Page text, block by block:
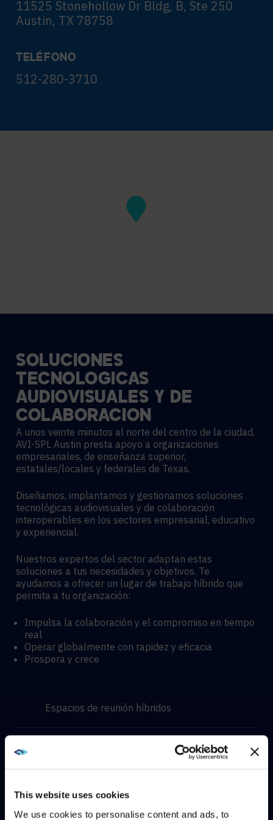
This website uses cookies
We use cookies to personalise content and ads, to
11525 Stonehollow Dr Bldg, B, Ste 250
Austin, TX 78758
TELÉFONO
512-280-3710
SOLUCIONES
TECNOLÓGICAS
AUDIOVISUALES Y DE
COLABORACIÓN
A unos veinte minutos al norte del centro de la ciudad,
AVI-SPL Austin presta apoyo a organizaciones
empresariales, de enseñanza superior,
estatales/locales y federales de Texas.
Diseñamos, implantamos y gestionamos soluciones
tecnológicas audiovisuales y de colaboración
interoperables en los sectores empresarial, educativo
y experiencial.
Nuestros expertos del sector adaptan estas
soluciones a tus necesidades y objetivos. Te
ayudamos a ofrecer un lugar de trabajo híbrido que
permita a tu organización:
Impulsa la colaboración y el compromiso en tiempo
real
Operar globalmente con rapidez y eficacia
Prospera y crece
Espacios de reunión híbridos
Entornos de aprendizaje Hyflex